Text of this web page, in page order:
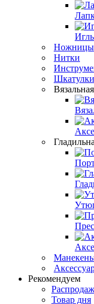
Ножницы
Нитки
Шкатулки
Рекомендуем
Товар дня